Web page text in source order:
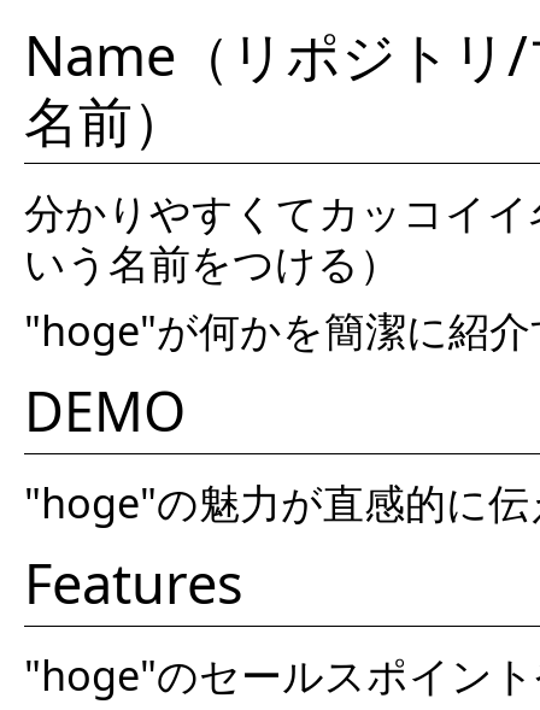
Name（リポジトリ
名前）
分かりやすくてカッコイ
いう名前をつける）
"hoge"が何かを簡潔に紹
DEMO
"hoge"の魅力が直感的に
Features
"hoge"のセールスポイン